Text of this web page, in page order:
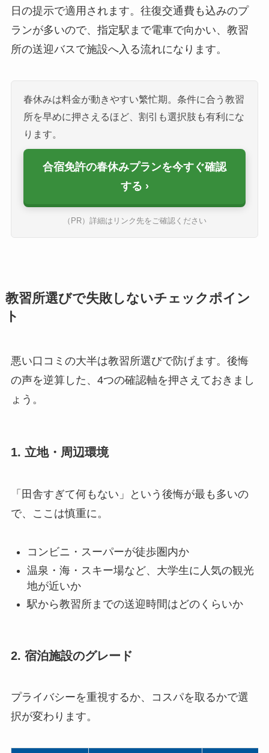
日の提示で適用されます。往復交通費も込みのプ
ランが多いので、指定駅まで電車で向かい、教習
所の送迎バスで施設へ入る流れになります。
春休みは料金が動きやすい繁忙期。条件に合う教習
所を早めに押さえるほど、割引も選択肢も有利にな
ります。
合宿免許の春休みプランを今すぐ確認
する
（PR）詳細はリンク先をご確認ください
教習所選びで失敗しないチェックポイン
ト
悪い口コミの大半は教習所選びで防げます。後悔
の声を逆算した、4つの確認軸を押さえておきまし
ょう。
1. 立地・周辺環境
「田舎すぎて何もない」という後悔が最も多いの
で、ここは慎重に。
コンビニ・スーパーが徒歩圏内か
温泉・海・スキー場など、大学生に人気の観光
地が近いか
駅から教習所までの送迎時間はどのくらいか
2. 宿泊施設のグレード
プライバシーを重視するか、コスパを取るかで選
択が変わります。